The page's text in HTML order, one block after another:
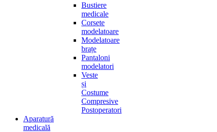
Bustiere
medicale
Corsete
modelatoare
Modelatoare
brațe
Pantaloni
modelatori
Veste
și
Costume
Compresive
Postoperatori
Aparatură
medicală